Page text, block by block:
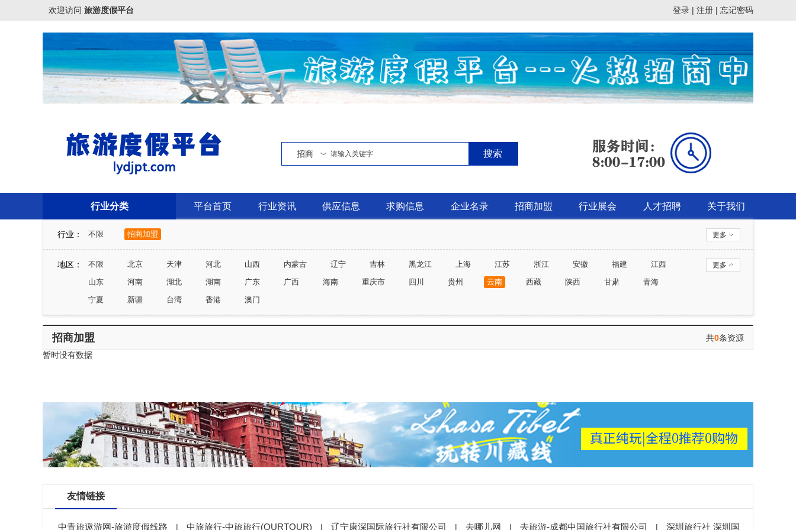
欢迎访问 旅游度假平台 登录 | 注册 | 忘记密码
招商 搜索
行业分类 平台首页 行业资讯 供应信息 求购信息 企业名录 招商加盟 行业展会 人才招聘 关于我们
行业： 不限 招商加盟 更多
地区： 不限 北京 天津 河北 山西 内蒙古 辽宁 吉林 黑龙江 上海 江苏 浙江 安徽 福建
江西
山东
河南 湖北 湖南 广东 广西 海南 重庆市 四川 贵州 云南 西藏 陕西 甘肃
青海
宁夏
新疆 台湾 香港 澳门
更多
招商加盟 共0条资源
暂时没有数据
友情链接
中青旅遨游网-旅游度假线路 | 中旅旅行-中旅旅行(OURTOUR) | 辽宁康深国际旅行社有限公司 | 去哪儿网 | 去旅游-成都中国旅行社有限公司 | 深圳旅行社 深圳国